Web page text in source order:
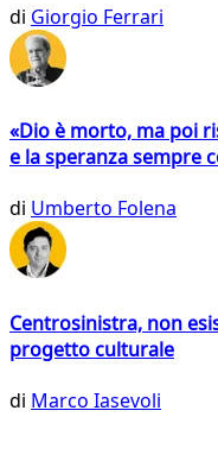
di Giorgio Ferrari
«Dio è morto, ma poi
e la speranza sempre
di Umberto Folena
Centrosinistra, non
progetto culturale
di Marco Iasevoli